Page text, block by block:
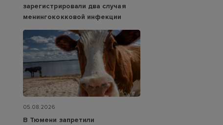
зарегистрировали два случая
менингококковой инфекции
05.08.2026
В Тюмени запретили